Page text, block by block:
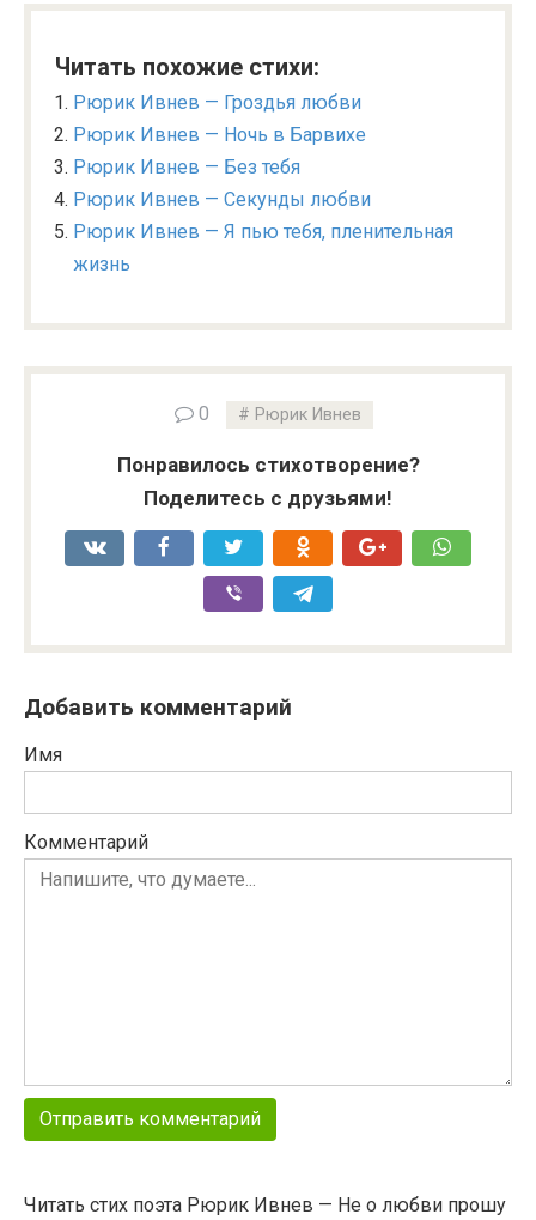
Читать похожие стихи:
Рюрик Ивнев — Гроздья любви
Рюрик Ивнев — Ночь в Барвихе
Рюрик Ивнев — Без тебя
Рюрик Ивнев — Секунды любви
Рюрик Ивнев — Я пью тебя, пленительная
жизнь
0 Рюрик Ивнев
Понравилось стихотворение?
Поделитесь с друзьями!
Добавить комментарий
Имя
Комментарий
Читать стих поэта Рюрик Ивнев — Не о любви прошу